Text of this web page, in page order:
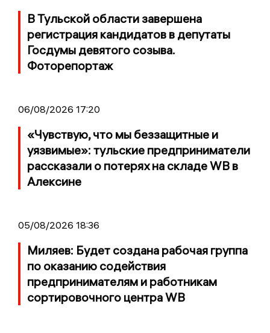
В Тульской области завершена
регистрация кандидатов в депутаты
Госдумы девятого созыва.
Фоторепортаж
06/08/2026 17:20
«Чувствую, что мы беззащитные и
уязвимые»: тульские предприниматели
рассказали о потерях на складе WB в
Алексине
05/08/2026 18:36
Миляев: Будет создана рабочая группа
по оказанию содействия
предпринимателям и работникам
сортировочного центра WB